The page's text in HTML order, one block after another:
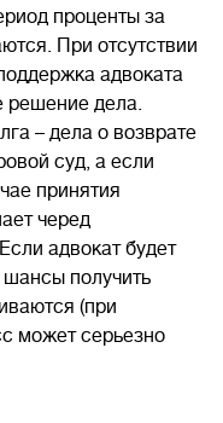
проценты за
При отсутствии
адвоката
решение дела.
– дела о возврате
суд, а если
принятия
черед
адвокат будет
шансы получить
(при
может серьезно